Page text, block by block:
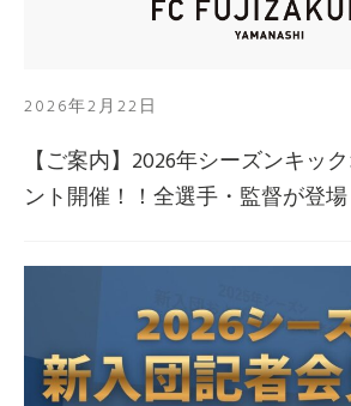
2026年2月22日
【ご案内】2026年シーズンキッ
ント開催！！全選手・監督が登場